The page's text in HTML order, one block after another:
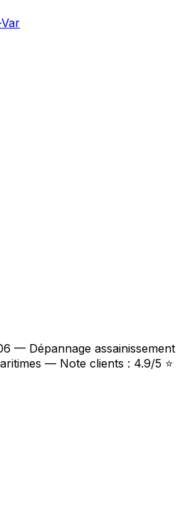
— Dépannage assainissement
— Note clients : 4.9/5 ⭐